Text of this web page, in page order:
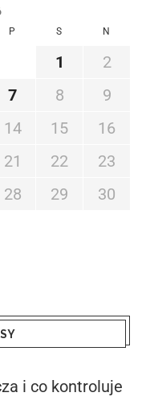
P S N
1
2
7 8
9
14 15
16
21 22
23
28 29
30
i co kontroluje